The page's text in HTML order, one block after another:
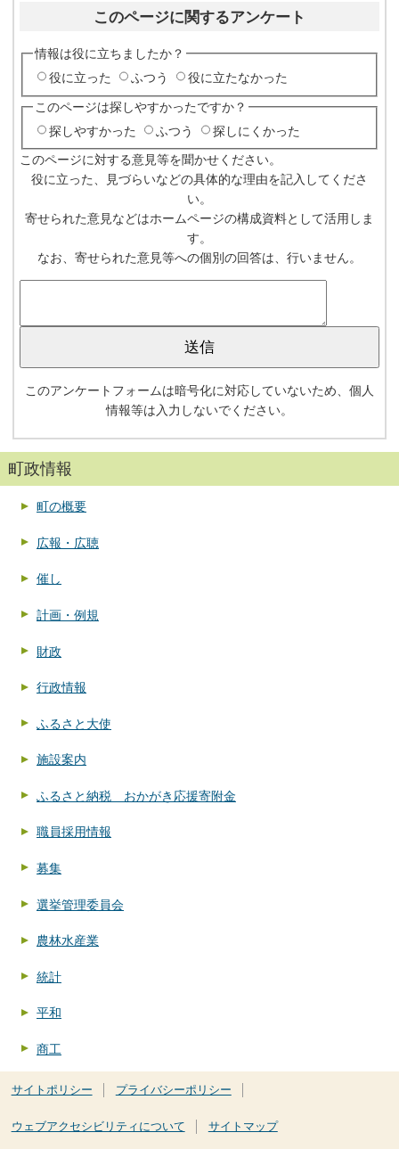
このページに関するアンケート
情報は役に立ちましたか？
役に立った
ふつう 役に立たなかった
このページは探しやすかったですか？
探しやすかった
ふつう 探しにくかった
このページに対する意見等を聞かせください。
役に立った、見づらいなどの具体的な理由を記入してくださ
い。
寄せられた意見などはホームページの構成資料として活用しま
す。
なお、寄せられた意見等への個別の回答は、行いません。
このアンケートフォームは暗号化に対応していないため、個人
情報等は入力しないでください。
町政情報
町の概要
広報・広聴
催し
計画・例規
財政
行政情報
ふるさと大使
施設案内
ふるさと納税 おかがき応援寄附金
職員採用情報
募集
選挙管理委員会
農林水産業
統計
平和
商工
サイトポリシー プライバシーポリシー
ウェブアクセシビリティについて サイトマップ